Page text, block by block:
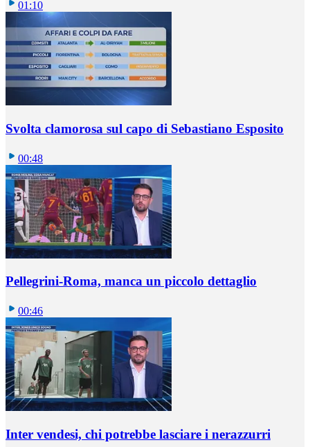
01:10
Svolta clamorosa sul capo di Sebastiano Esposito
00:48
Pellegrini-Roma, manca un piccolo dettaglio
00:46
Inter vendesi, chi potrebbe lasciare i nerazzurri